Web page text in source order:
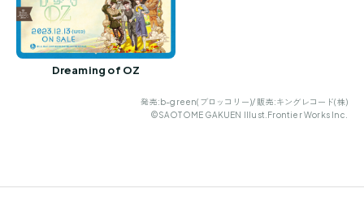
Dreaming of OZ
発売:b-green(ブロッコリー)/ 販売:キングレコード(株)
©SAOTOME GAKUEN Illust.Frontier Works Inc.